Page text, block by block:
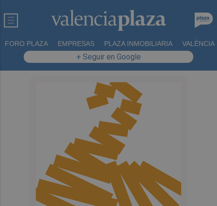
FORO PLAZA EMPRESAS PLAZA INMOBILIARIA VALÈNCIA
+ Seguir en Google